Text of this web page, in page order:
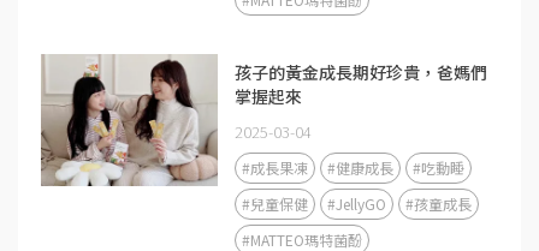
孩子的黃金成長期好珍貴，爸媽們
掌握起來
2025-03-04
#成長果凍 #健康成長
#吃動睡
#兒童保健
#JellyGO
#孩童成長
#MATTEO瑪特菌酚